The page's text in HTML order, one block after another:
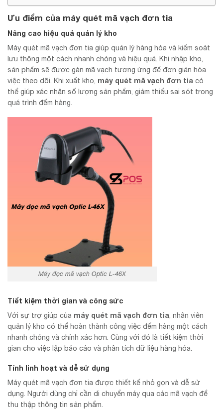
Ưu điểm của máy quét mã vạch đơn tia
Nâng cao hiệu quả quản lý kho
Máy quét mã vạch đơn tia giúp quản lý hàng hóa và kiểm soát
lưu thông một cách nhanh chóng và hiệu quả. Khi nhập kho,
sản phẩm sẽ được gán mã vạch tương ứng để đơn giản hóa
việc theo dõi. Khi xuất kho, máy quét mã vạch đơn tia có
thể giúp xác nhận số lượng sản phẩm, giảm thiểu sai sót trong
quá trình đếm hàng.
Máy đọc mã vạch Optic L-46X
Tiết kiệm thời gian và công sức
Với sự trợ giúp của máy quét mã vạch đơn tia , nhân viên
quản lý kho có thể hoàn thành công việc đếm hàng một cách
nhanh chóng và chính xác hơn. Cùng với đó là tiết kiệm thời
gian cho việc lập báo cáo và phân tích dữ liệu hàng hóa.
Tính linh hoạt và dễ sử dụng
Máy quét mã vạch đơn tia được thiết kế nhỏ gọn và dễ sử
dụng. Người dùng chỉ cần di chuyển máy qua các mã vạch để
thu thập thông tin sản phẩm.